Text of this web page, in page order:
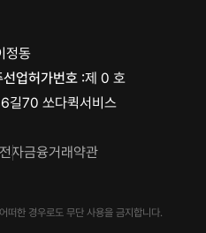
정동
선업허가번호 :제 0 호
길70 쏘다퀵서비스
전자금융거래약관
떠한 경우로도 무단 사용을 금지합니다.